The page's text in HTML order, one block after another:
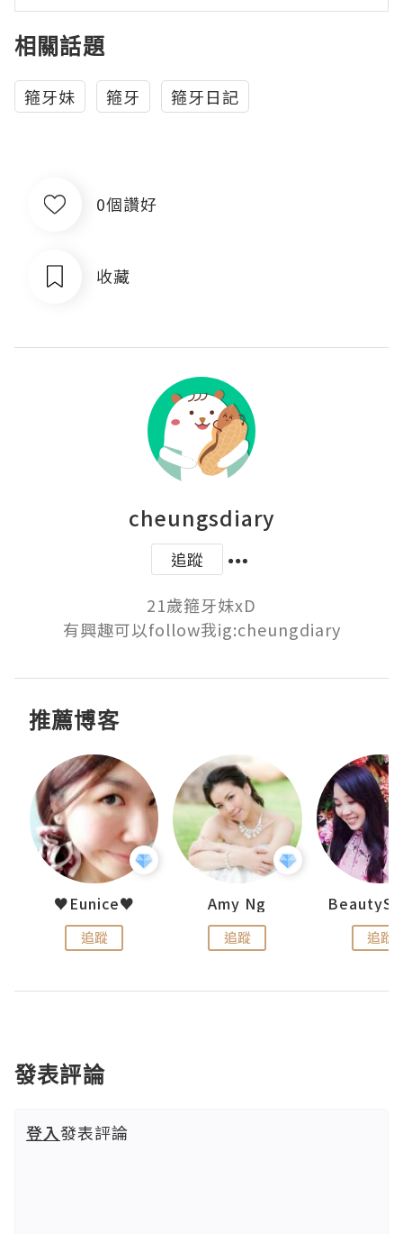
相關話題
箍牙妹 箍牙 箍牙日記
0個讚好
收藏
cheungsdiary
追蹤
21歲箍牙妹xD
有興趣可以follow我ig:cheungdiary
推薦博客
♥Eunice♥
追蹤
Amy Ng
追蹤 追蹤
發表評論
登入發表評論